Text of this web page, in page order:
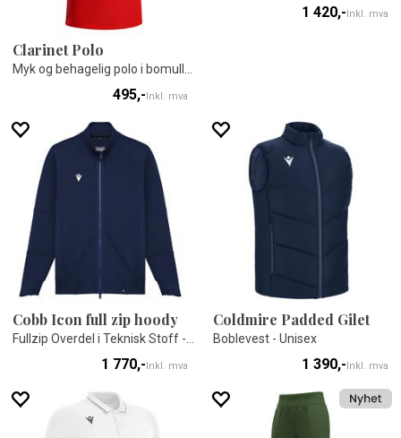
Clarinet Polo
495,-Inkl. mva
1 420,-Inkl. mva
Cobb Icon full zip hoody
1 770,-Inkl. mva
Coldmire Padded Gilet
Boblevest - Unisex
1 390,-Inkl. mva